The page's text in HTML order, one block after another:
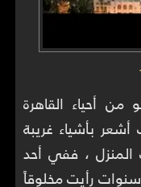
أحياء القاهرة
بأشياء غريبة
، ففي أحد
الأيام ولما كنت بعمر لا يتجاوز 10 سنوات رأيت مخلوقاً